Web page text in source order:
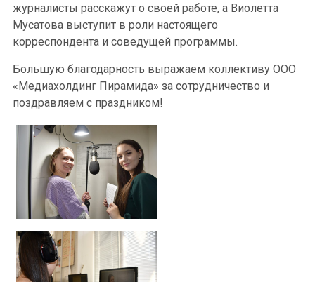
журналисты расскажут о своей работе, а Виолетта
Мусатова выступит в роли настоящего
корреспондента и соведущей программы.
Большую благодарность выражаем коллективу ООО
«Медиахолдинг Пирамида» за сотрудничество и
поздравляем с праздником!